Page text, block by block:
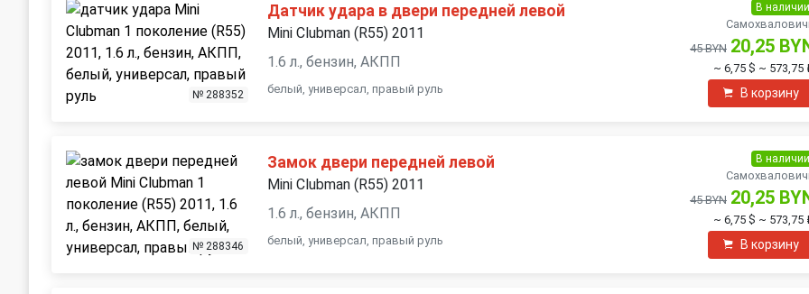
№ 288352
Датчик удара в двери передней левой
Mini Clubman (R55) 2011
1.6 л., бензин, АКПП
белый, универсал, правый руль
В наличии
45 BYN 20,25
~ 6,75 $ ~ 573,75
В корзину
№ 288346
Замок двери передней левой
Mini Clubman (R55) 2011
1.6 л., бензин, АКПП
белый, универсал, правый руль
В наличии
45 BYN 20,25
~ 6,75 $ ~ 573,75
В корзину